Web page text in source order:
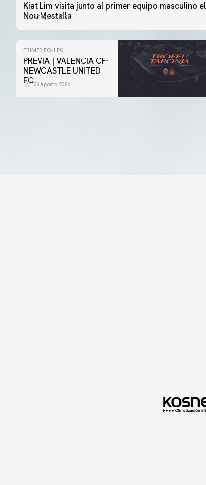
Kiat Lim visita junto al primer equipo masculino el
Nou Mestalla
07 agosto 2026
PRIMER EQUIPO
PREVIA | VALENCIA CF-
NEWCASTLE UNITED
FC08 agosto 2026